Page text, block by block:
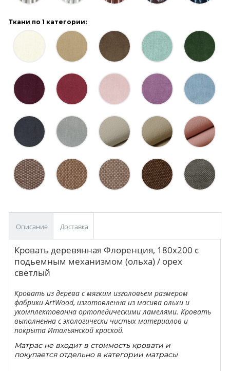
Ткани по 1 категории:
Описание Доставка
Кровать деревянная Флоренция, 180х200 с
подьемным механизмом (ольха) / орех
светлый
Кровать из дерева с мягким изголовьем размером
фабрики ArtWood, изготовленна из масива ольхи и
укомплектованна ортопедическими ламелями. Кровать
выполненна с экологически чистых материалов и
покрыта Итальянской краской.
Матрас не входит в стоимость кровати и
покупается отдельно в категории матрасы